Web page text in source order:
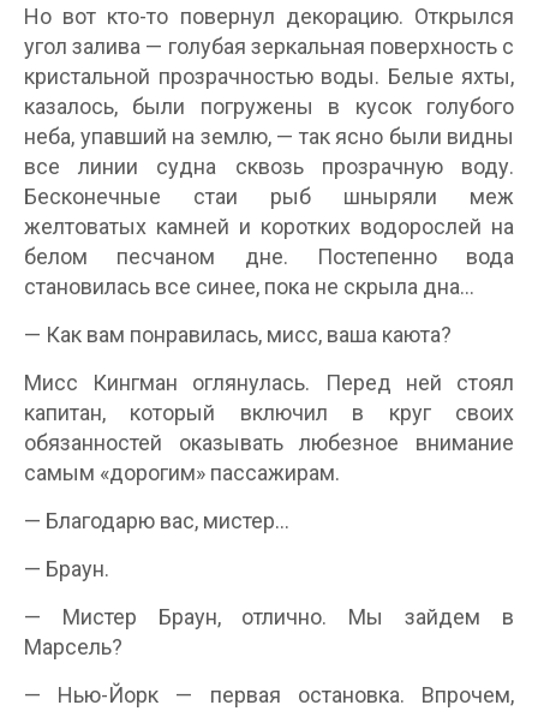
Но вот кто-то повернул декорацию. Открылся
угол залива — голубая зеркальная поверхность с
кристальной прозрачностью воды. Белые яхты,
казалось, были погружены в кусок голубого
неба, упавший на землю, — так ясно были видны
все линии судна сквозь прозрачную воду.
Бесконечные стаи рыб шныряли меж
желтоватых камней и коротких водорослей на
белом песчаном дне. Постепенно вода
становилась все синее, пока не скрыла дна…
— Как вам понравилась, мисс, ваша каюта?
Мисс Кингман оглянулась. Перед ней стоял
капитан, который включил в круг своих
обязанностей оказывать любезное внимание
самым «дорогим» пассажирам.
— Благодарю вас, мистер…
— Браун.
— Мистер Браун, отлично. Мы зайдем в
Марсель?
— Нью-Йорк — первая остановка. Впрочем,